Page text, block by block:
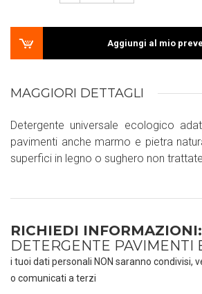
Aggiungi al mio
MAGGIORI DETTAGLI
Detergente universale ecologico
pavimenti anche marmo e pietra
superfici in legno o sughero non
RICHIEDI INFORMAZIONI:
DETERGENTE PAVIMENTI
i tuoi dati personali NON saranno condivisi,
o comunicati a terzi